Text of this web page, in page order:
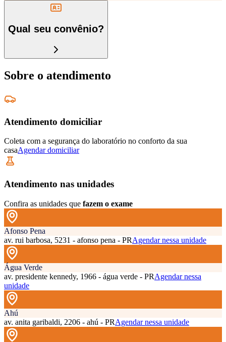
Qual seu convênio?
Sobre o atendimento
Atendimento domiciliar
Coleta com a segurança do laboratório no conforto da sua
casaAgendar domiciliar
Atendimento nas unidades
Confira as unidades que fazem o exame
Afonso Pena
av. rui barbosa, 5231 - afonso pena - PRAgendar nessa unidade
Água Verde
av. presidente kennedy, 1966 - água verde - PRAgendar nessa
unidade
Ahú
av. anita garibaldi, 2206 - ahú - PRAgendar nessa unidade